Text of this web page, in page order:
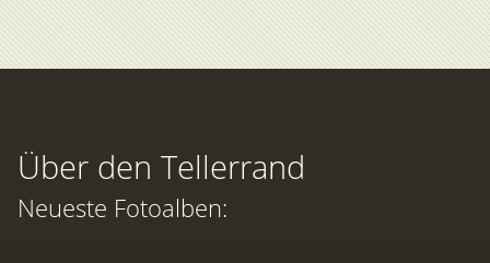
Über den Tellerrand
Neueste Fotoalben: